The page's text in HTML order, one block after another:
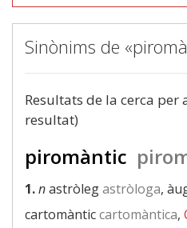
Sinònims de
Resultats de la cerca per
resultat)
piromàntic
1.nastròlegastròloga,
cartomànticcartomàntica,